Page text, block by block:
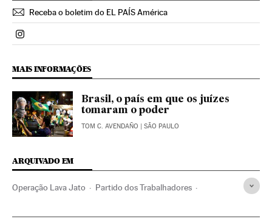
Receba o boletim do EL PAÍS América
Politica El País Brasil en Instagram
MAIS INFORMAÇÕES
Brasil, o país em que os juízes
tomaram o poder
TOM C. AVENDAÑO | SÃO PAULO
ARQUIVADO EM
Operação Lava Jato Partido dos Trabalhadores